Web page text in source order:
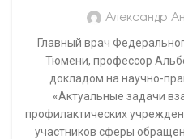
Александр
Главный врач
Тюмени, профессор
докладом на научно-
«Актуальные задачи
профилактических
участников сферы